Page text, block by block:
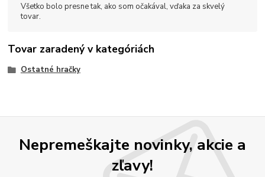
Všetko bolo presne tak, ako som očakával, vďaka za skvelý
tovar.
Tovar zaradený v kategóriách
Ostatné hračky
Nepremeškajte novinky, akcie a
zľavy!